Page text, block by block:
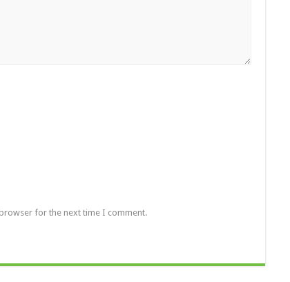
for the next time I comment.